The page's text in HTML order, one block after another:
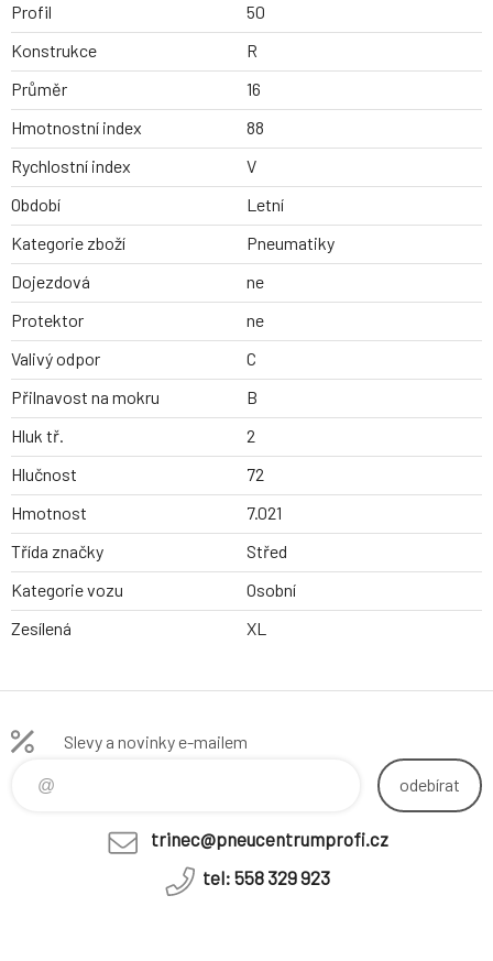
Profil
50
Konstrukce
R
Průměr
16
Hmotnostní index
88
Rychlostní index
V
Období
Letní
Kategorie zboží
Pneumatiky
Dojezdová
ne
Protektor
ne
Valivý odpor
C
Přilnavost na mokru
B
Hluk tř.
2
Hlučnost
72
Hmotnost
7.021
Třída značky
Střed
Kategorie vozu
Osobní
Zesílená
XL
Slevy a novinky e-mailem
odebírat
trinec@pneucentrumprofi.cz
tel: 558 329 923